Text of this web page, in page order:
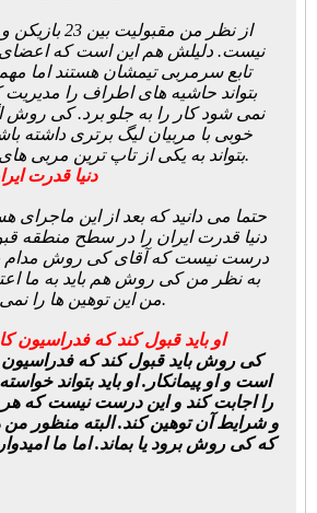
از نظر من
نیست. دلیلش هم این است که اعضای
تابع سرمربی تیمشان هستند اما
بتواند حاشیه های اطراف را مدیریت
نمی شود کار را به جلو برد. کی روش
خوبی با مربیان لیگ برتری داشته
بتواند به یکی از تاپ ترین مربی های دنیا تبدیل بشود.
دنیا قدرت
حتما می دانید که بعد از این ماجرای
دنیا قدرت ایران را در سطح منطقه
درست نیست که آقای کی روش مدام
به نظر من کی روش هم باید به ما
من این توهین ها را نمی توانم هضم کنم.
او باید قبول کند که
کی روش باید قبول کند که فدراسیون
است و او پیمانکار. او باید بتواند
را اجابت کند و این درست نیست که هر
و شرایط آن توهین کند. البته منظور
که کی روش برود یا بماند. اما ما